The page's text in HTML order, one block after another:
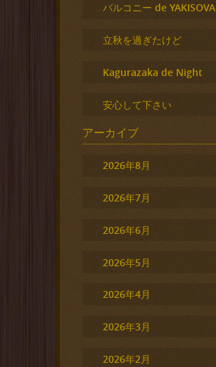
バルコニー de YAKISOVA
立秋を過ぎたけど
Kagurazaka de Night
安心して下さい
アーカイブ
2026年8月
2026年7月
2026年6月
2026年5月
2026年4月
2026年3月
2026年2月